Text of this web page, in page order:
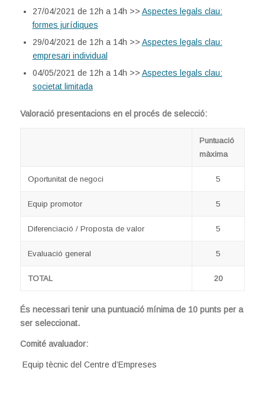
27/04/2021 de 12h a 14h >> Aspectes legals clau:
formes jurídiques
29/04/2021 de 12h a 14h >> Aspectes legals clau:
empresari individual
04/05/2021 de 12h a 14h >> Aspectes legals clau:
societat limitada
Valoració presentacions en el procés de selecció:
Puntuació
màxima
Oportunitat de negoci 5
Equip promotor 5
Diferenciació / Proposta de valor 5
Evaluació general 5
TOTAL 20
És necessari tenir una puntuació mínima de 10 punts per a
ser seleccionat.
Comité avaluador:
Equip tècnic del Centre d’Empreses